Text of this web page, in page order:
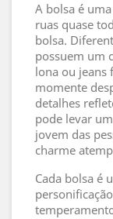
A bolsa é
ruas quase
bolsa.
possuem um
lona ou jeans
momente
detalhes
pode levar
jovem das
charme
Cada bolsa é